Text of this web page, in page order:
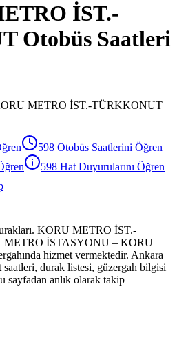
İST.-
Otobüs Saatleri
METRO İST.-TÜRKKONUT
598 Otobüs Saatlerini Öğren
598 Hat Duyurularını Öğren
KORU METRO İST.-
METRO İSTASYONU – KORU
hizmet vermektedir. Ankara
saatleri, durak listesi, güzergah bilgisi
sayfadan anlık olarak takip